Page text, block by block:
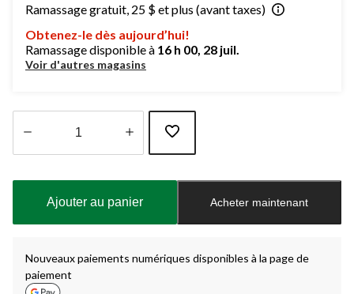
Ramassage gratuit, 25 $ et plus (avant taxes)
Obtenez-le dès aujourd’hui!
Ramassage disponible à 16 h 00, 28 juil.
Voir d'autres magasins
à
Ajouter au panier Acheter maintenant
Nouveaux paiements numériques disponibles à la page de
paiement